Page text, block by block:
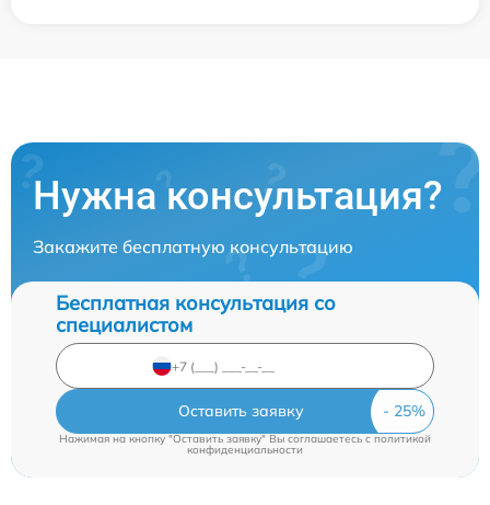
Нужна консультация?
Закажите бесплатную консультацию
Бесплатная консультация со
специалистом
Оставить заявку
Нажимая на кнопку "Оставить заявку" Вы соглашаетесь c политикой
конфиденциальности